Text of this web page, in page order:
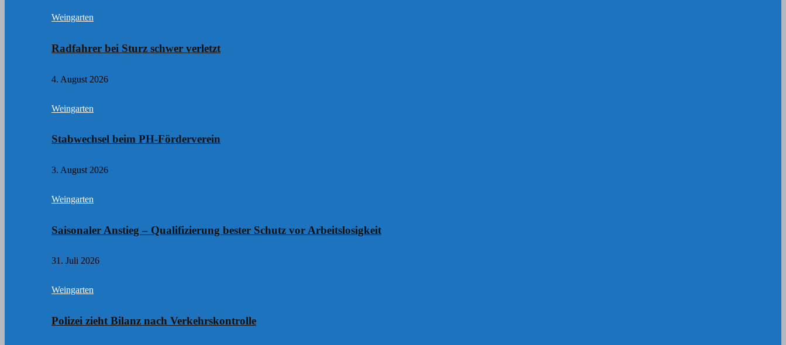
Weingarten
Radfahrer bei Sturz schwer verletzt
4. August 2026
Weingarten
Stabwechsel beim PH-Förderverein
3. August 2026
Weingarten
Saisonaler Anstieg – Qualifizierung bester Schutz vor Arbeitslosigkeit
31. Juli 2026
Weingarten
Polizei zieht Bilanz nach Verkehrskontrolle